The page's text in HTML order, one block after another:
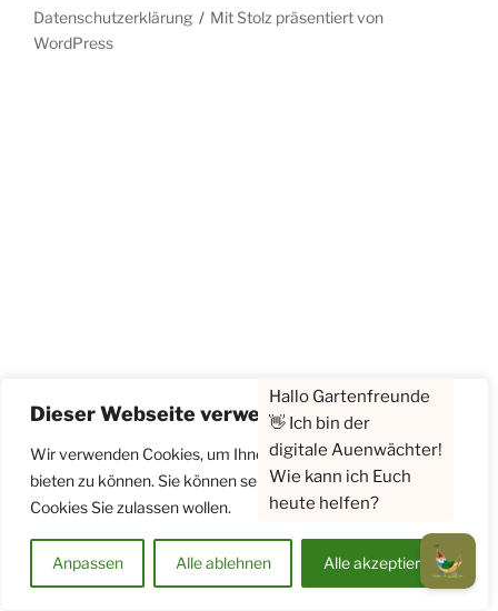
Dieser Webseite verwendet Cookies
Wir verwenden Cookies, um Ihnen ein optimales Erlebnis
bieten zu können. Sie können selbst entscheiden, welche
Cookies Sie zulassen wollen.
Anpassen Alle ablehnen Alle akzeptieren
Datenschutzerklärung
Mit Stolz präsentiert von
WordPress